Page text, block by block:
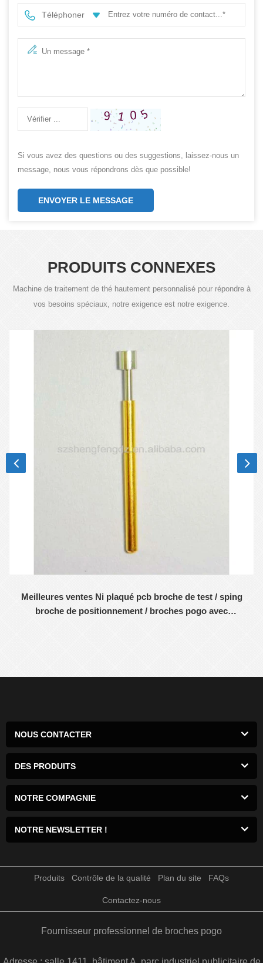
Téléphoner
Si vous avez des questions ou des suggestions, laissez-nous un
message, nous vous répondrons dès que possible!
ENVOYER LE MESSAGE
PRODUITS CONNEXES
Machine de traitement de thé hautement personnalisé pour répondre à
vos besoins spéciaux, notre exigence est notre exigence.
Meilleures ventes Ni plaqué pcb broche de test / sping
broche de positionnement / broches pogo avec
NOUS CONTACTER
DES PRODUITS
NOTRE COMPAGNIE
NOTRE NEWSLETTER !
Produits Contrôle de la qualité Plan du site FAQs
Contactez-nous
Fournisseur professionnel de broches pogo